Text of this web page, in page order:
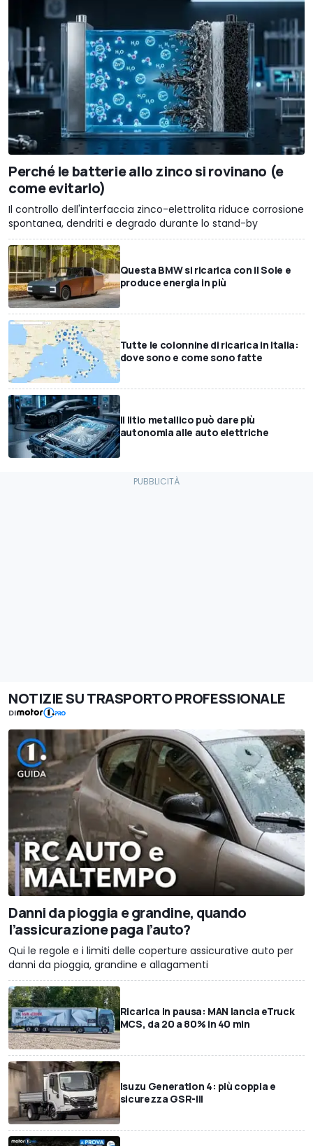
Perché le batterie allo zinco si rovinano (e
come evitarlo)
Il controllo dell'interfaccia zinco-elettrolita riduce corrosione
spontanea, dendriti e degrado durante lo stand-by
Questa BMW si ricarica con il Sole e
produce energia in più
Tutte le colonnine di ricarica in Italia:
dove sono e come sono fatte
Il litio metallico può dare più
autonomia alle auto elettriche
NOTIZIE SU TRASPORTO PROFESSIONALE
DI
Danni da pioggia e grandine, quando
l’assicurazione paga l’auto?
Qui le regole e i limiti delle coperture assicurative auto per
danni da pioggia, grandine e allagamenti
Ricarica in pausa: MAN lancia eTruck
MCS, da 20 a 80% in 40 min
Isuzu Generation 4: più coppia e
sicurezza GSR-III